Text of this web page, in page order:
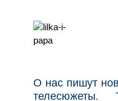
О нас пишут
телесюжеты.